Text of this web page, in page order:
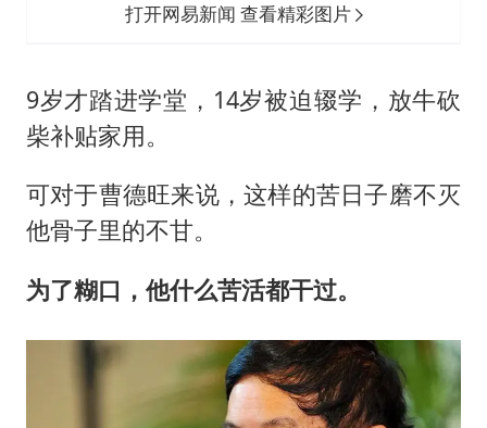
打开网易新闻 查看精彩图片
9岁才踏进学堂，14岁被迫辍学，放牛砍
柴补贴家用。
可对于曹德旺来说，这样的苦日子磨不灭
他骨子里的不甘。
为了糊口，他什么苦活都干过。